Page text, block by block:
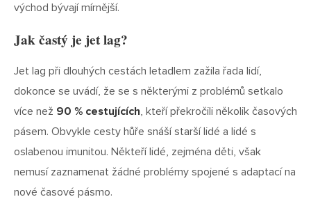
východ bývají mírnější.
Jak častý je jet lag?
Jet lag při dlouhých cestách letadlem zažila řada lidí,
dokonce se uvádí, že se s některými z problémů setkalo
více než 90 % cestujících, kteří překročili několik časových
pásem. Obvykle cesty hůře snáší starší lidé a lidé s
oslabenou imunitou. Někteří lidé, zejména děti, však
nemusí zaznamenat žádné problémy spojené s adaptací na
nové časové pásmo.